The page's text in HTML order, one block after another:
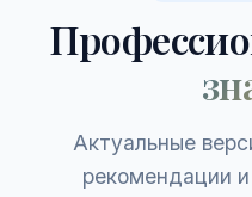
Актуальные
рекомендации